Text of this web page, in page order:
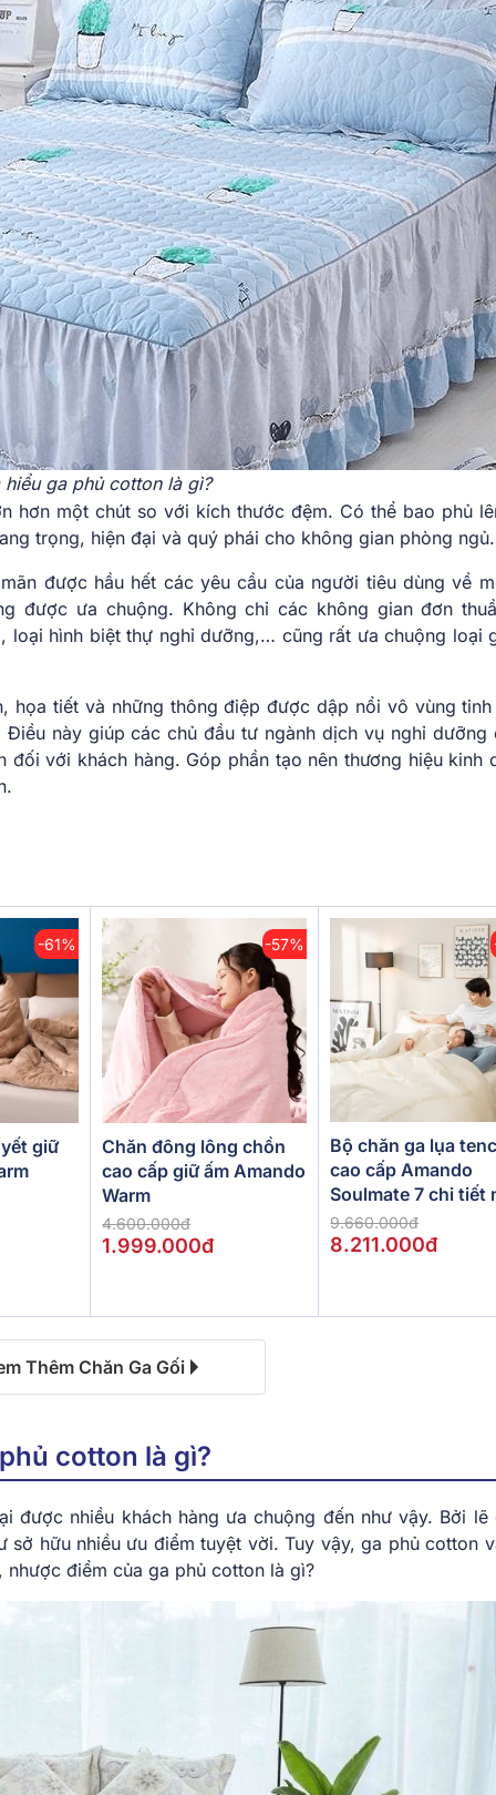
hiểu ga phủ cotton là gì?
hơn một chút so với kích thước đệm. Có thể bao phủ
trọng, hiện đại và quý phái cho không gian phòng ngủ.
được hầu hết các yêu cầu của người tiêu dùng về
được ưa chuộng. Không chỉ các không gian đơn
loại hình biệt thự nghỉ dưỡng,… cũng rất ưa chuộng loại
họa tiết và những thông điệp được dập nổi vô vùng
này giúp các chủ đầu tư ngành dịch vụ nghỉ dưỡng
với khách hàng. Góp phần tạo nên thương hiệu kinh
-61%
giữ
-57%
Chăn đông lông chồn
cao cấp giữ ấm Amando
Warm
4.600.000đ
1.999.000đ
Bộ chăn ga lụa
cao cấp Amando
Soulmate 7 chi tiết
kem
9.660.000đ
8.211.000đ
Thêm Chăn Ga Gối
cotton là gì?
được nhiều khách hàng ưa chuộng đến như vậy. Bởi lẽ
hữu nhiều ưu điểm tuyệt vời. Tuy vậy, ga phủ cotton
điểm của ga phủ cotton là gì?